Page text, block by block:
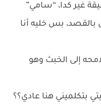
غير كدا، “سامي”
بالقصد، بس خليه أنا
إلى الخبث وهو
بتكلميني هنا عادي؟؟